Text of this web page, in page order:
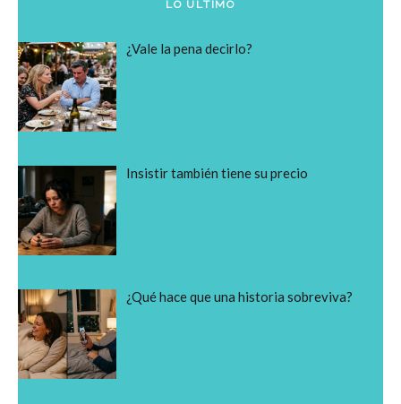
LO ÚLTIMO
¿Vale la pena decirlo?
Insistir también tiene su precio
¿Qué hace que una historia sobreviva?